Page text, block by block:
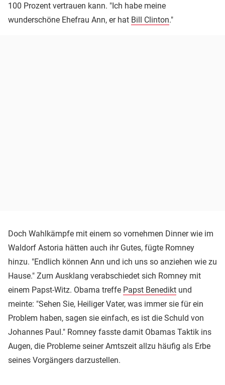
100 Prozent vertrauen kann. "Ich habe meine
wunderschöne Ehefrau Ann, er hat Bill Clinton."
Doch Wahlkämpfe mit einem so vornehmen Dinner wie im
Waldorf Astoria hätten auch ihr Gutes, fügte Romney
hinzu. "Endlich können Ann und ich uns so anziehen wie zu
Hause." Zum Ausklang verabschiedet sich Romney mit
einem Papst-Witz. Obama treffe Papst Benedikt und
meinte: "Sehen Sie, Heiliger Vater, was immer sie für ein
Problem haben, sagen sie einfach, es ist die Schuld von
Johannes Paul." Romney fasste damit Obamas Taktik ins
Augen, die Probleme seiner Amtszeit allzu häufig als Erbe
seines Vorgängers darzustellen.